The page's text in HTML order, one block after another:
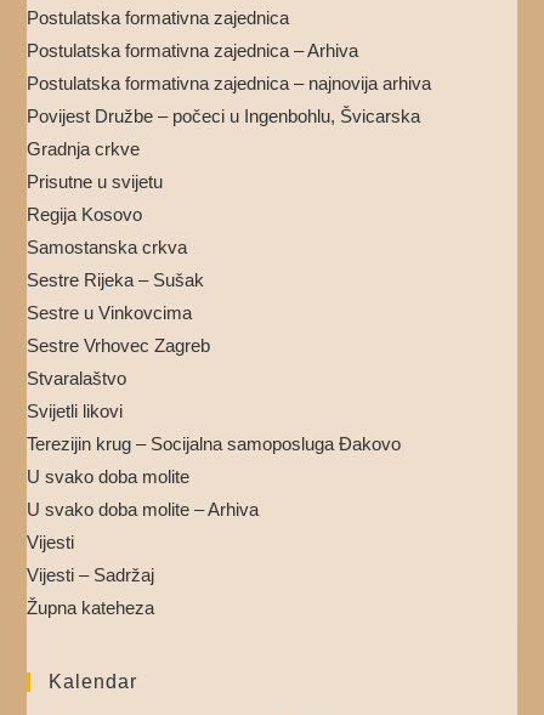
Postulatska formativna zajednica
Postulatska formativna zajednica – Arhiva
Postulatska formativna zajednica – najnovija arhiva
Povijest Družbe – počeci u Ingenbohlu, Švicarska
Gradnja crkve
Prisutne u svijetu
Regija Kosovo
Samostanska crkva
Sestre Rijeka – Sušak
Sestre u Vinkovcima
Sestre Vrhovec Zagreb
Stvaralaštvo
Svijetli likovi
Terezijin krug – Socijalna samoposluga Đakovo
U svako doba molite
U svako doba molite – Arhiva
Vijesti
Vijesti – Sadržaj
Župna kateheza
Kalendar